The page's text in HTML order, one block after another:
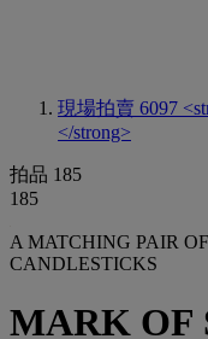
現場拍賣 6097
</strong>
拍品 185
185
A MATCHING PAIR
CANDLESTICKS
MARK OF